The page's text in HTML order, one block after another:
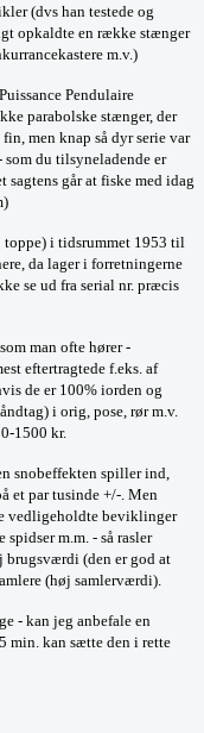
(dvs han testede og
opkaldte en række stænger
m.v.)
Pendulaire
parabolske stænger, der
men knap så dyr serie var
som du tilsyneladende er
går at fiske med idag
i tidsrummet 1953 til
da lager i forretningerne
se ud fra serial nr. præcis
man ofte hører -
eftertragtede f.eks. af
de er 100% iorden og
i orig, pose, rør m.v.
1500 kr.
snobeffekten spiller ind,
et par tusinde +/-. Men
vedligeholdte beviklinger
m.m. - så rasler
brugsværdi (den er god at
(høj samlerværdi).
- kan jeg anbefale en
min. kan sætte den i rette